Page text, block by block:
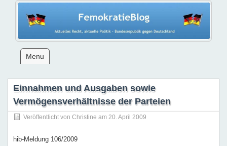
Menu
Einnahmen und Ausgaben sowie
Vermögensverhältnisse der Parteien
Veröffentlicht von Christine am 20. April 2009
hib-Meldung 106/2009